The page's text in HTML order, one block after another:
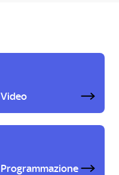
Video
Programmazione